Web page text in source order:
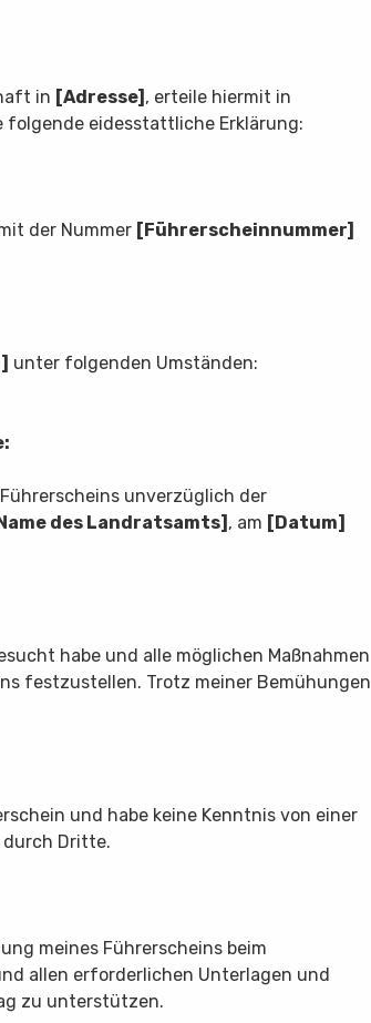
in [Adresse] , erteile hiermit in
folgende eidesstattliche Erklärung:
der Nummer [Führerscheinnummer]
unter folgenden Umständen:
unverzüglich der
des Landratsamts] , am [Datum]
habe und alle möglichen Maßnahmen
festzustellen. Trotz meiner Bemühungen
und habe keine Kenntnis von einer
durch Dritte.
meines Führerscheins beim
allen erforderlichen Unterlagen und
zu unterstützen.